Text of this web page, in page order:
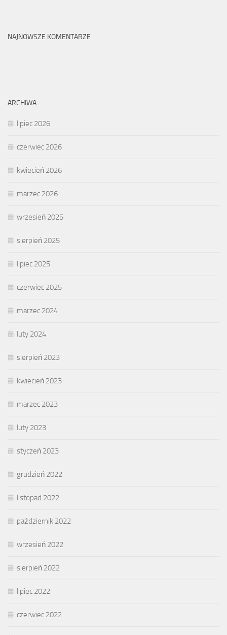
NAJNOWSZE KOMENTARZE
ARCHIWA
lipiec 2026
czerwiec 2026
kwiecień 2026
marzec 2026
wrzesień 2025
sierpień 2025
lipiec 2025
czerwiec 2025
marzec 2024
luty 2024
sierpień 2023
kwiecień 2023
marzec 2023
luty 2023
styczeń 2023
grudzień 2022
listopad 2022
październik 2022
wrzesień 2022
sierpień 2022
lipiec 2022
czerwiec 2022